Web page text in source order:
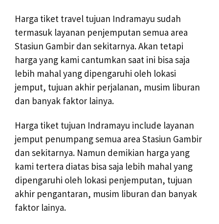
Harga tiket travel tujuan Indramayu sudah
termasuk layanan penjemputan semua area
Stasiun Gambir dan sekitarnya. Akan tetapi
harga yang kami cantumkan saat ini bisa saja
lebih mahal yang dipengaruhi oleh lokasi
jemput, tujuan akhir perjalanan, musim liburan
dan banyak faktor lainya.
Harga tiket tujuan Indramayu include layanan
jemput penumpang semua area Stasiun Gambir
dan sekitarnya. Namun demikian harga yang
kami tertera diatas bisa saja lebih mahal yang
dipengaruhi oleh lokasi penjemputan, tujuan
akhir pengantaran, musim liburan dan banyak
faktor lainya.